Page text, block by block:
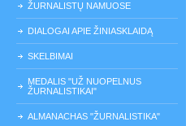
ŽURNALISTŲ NAMUOSE
DIALOGAI APIE ŽINIASKLAIDĄ
SKELBIMAI
MEDALIS "UŽ NUOPELNUS
ŽURNALISTIKAI"
ALMANACHAS "ŽURNALISTIKA"